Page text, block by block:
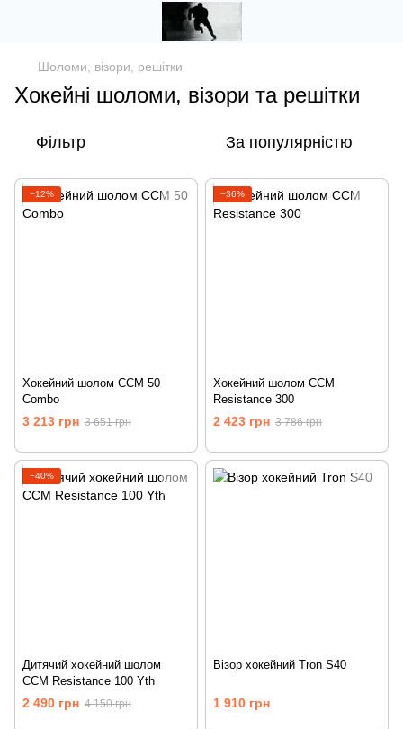
Шоломи, візори, решітки
Хокейні шоломи, візори та решітки
Фільтр За популярністю
−12%
Хокейний шолом CCM 50
Combo
3 213 грн 3 651 грн
−36%
Хокейний шолом CCM
Resistance 300
2 423 грн 3 786 грн
−40%
Дитячий хокейний шолом
CCM Resistance 100 Yth
2 490 грн 4 150 грн
Візор хокейний Tron S40
1 910 грн